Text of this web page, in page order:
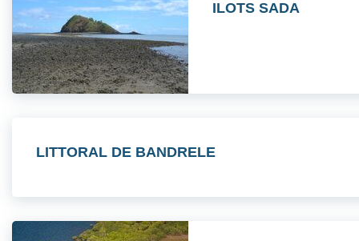
ILOTS SADA
LITTORAL DE BANDRELE